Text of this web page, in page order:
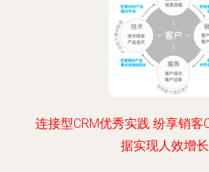
连接型CRM优秀实践 纷享销客
据实现人效增